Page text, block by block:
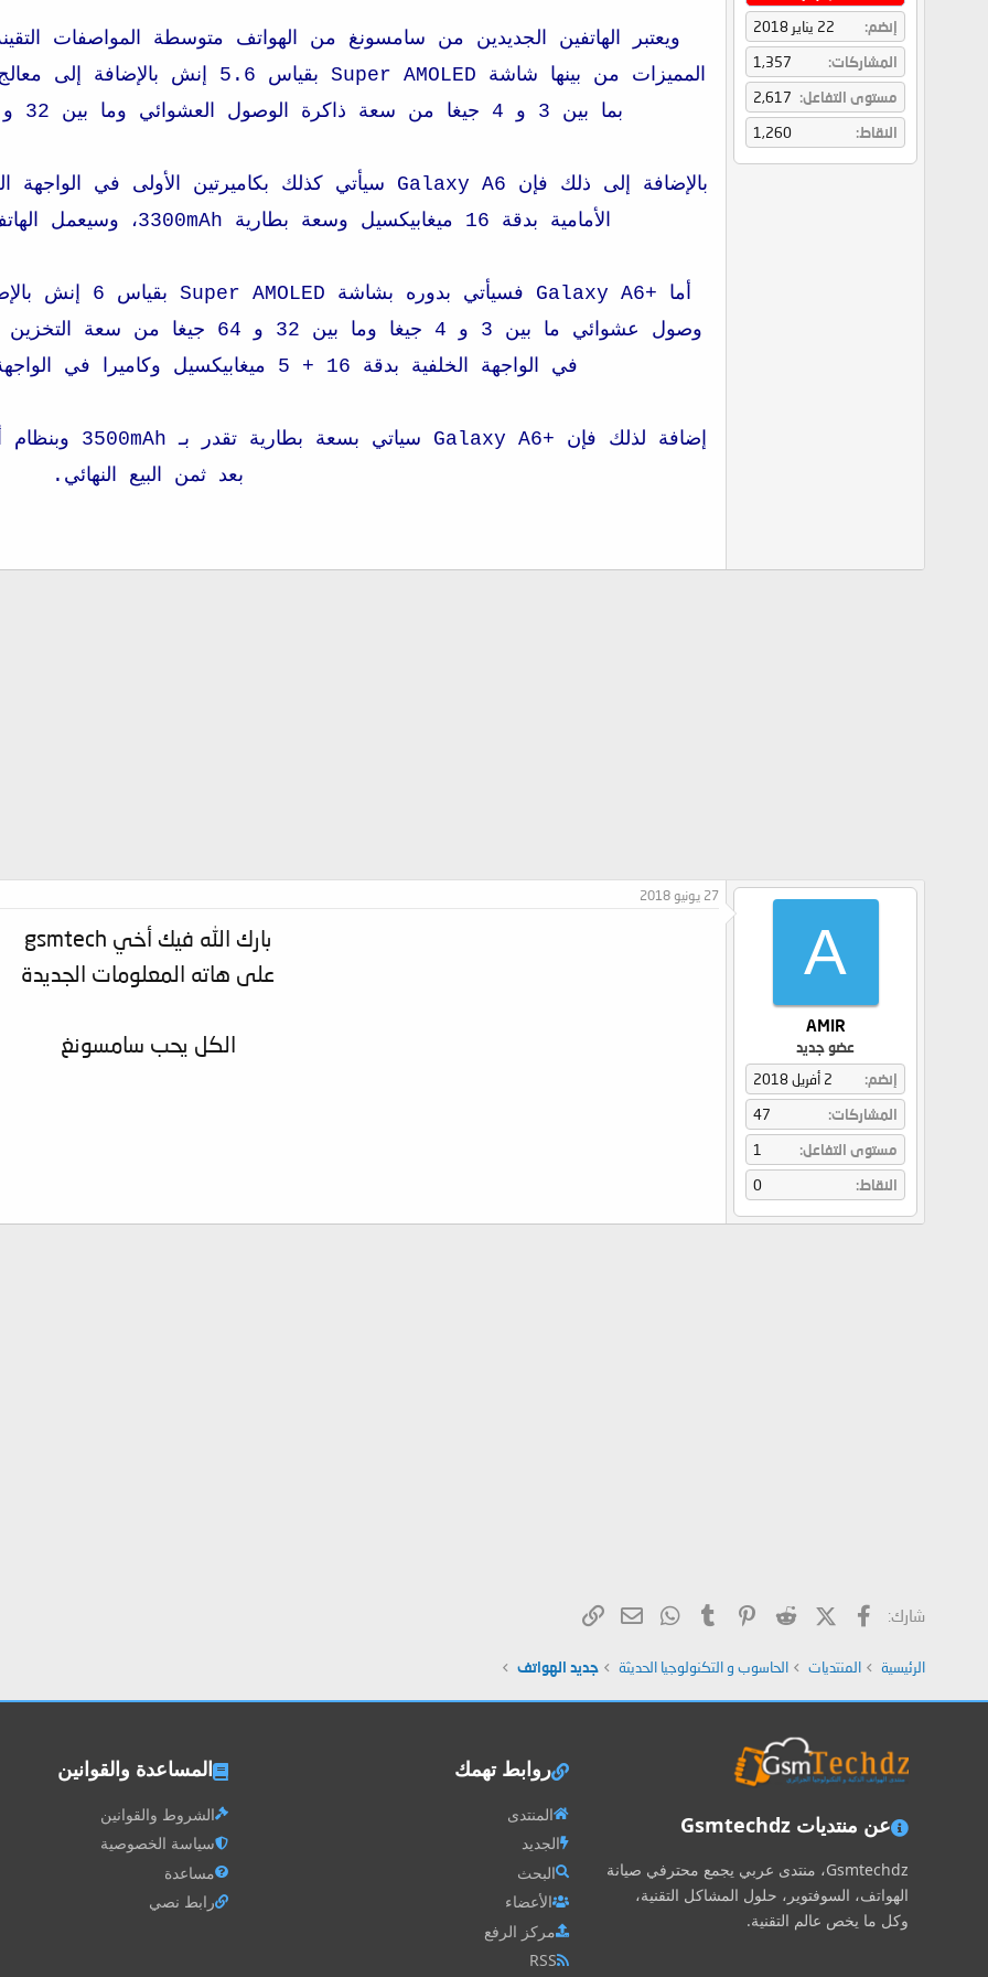
إنضم
22 يناير 2018
المشاركات
1,357
مستوى التفاعل
2,617
النقاط
1,260
بما بين 3 و 4 جيغا من سعة ذاكرة الوصول العشوائي وما بين 32 و 64 جيغا من سعة التخزين الداخلي.
الأمامية بدقة 16 ميغابيكسيل وسعة بطارية 3300mAh، وسيعمل الهاتف الجديد بنظام أندوريد أوريو 8.0.
وصول عشوائي ما بين 3 و 4 جيغا وما
في الواجهة الخلفية بدقة 16 + 5 ميغابيكسيل وكاميرا في الواجهة الأمامية بدقة 24 ميغابيكسيل.
بعد ثمن البيع النهائي.
A
AMIR
عضو جديد
إنضم
2 أفريل 2018
المشاركات
47
مستوى التفاعل
1
النقاط
0
27 يونيو 2018
بارك الله فيك أخي gsmtech
على هاته المعلومات الجديدة
الكل يحب سامسونغ
شارك: فيسبوكX (Twitter)
Reddit
Pinterest
Tumblr
WhatsAppالبريد الإلكتروني
الرئيسية المنتديات الحاسوب و التكنولوجيا الحديثة جديد الهواتف
عن منتديات Gsmtechdz
Gsmtechdz، منتدى عربي يجمع محترفي صيانة
الهواتف، السوفتوير، حلول المشاكل التقنية،
وكل ما يخص عالم التقنية.
روابط تهمك
المنتدى
الجديد
البحث
الأعضاء
مركز الرفع
RSS
المساعدة والقوانين
الشروط والقوانين
سياسة الخصوصية
مساعدة
رابط نصي